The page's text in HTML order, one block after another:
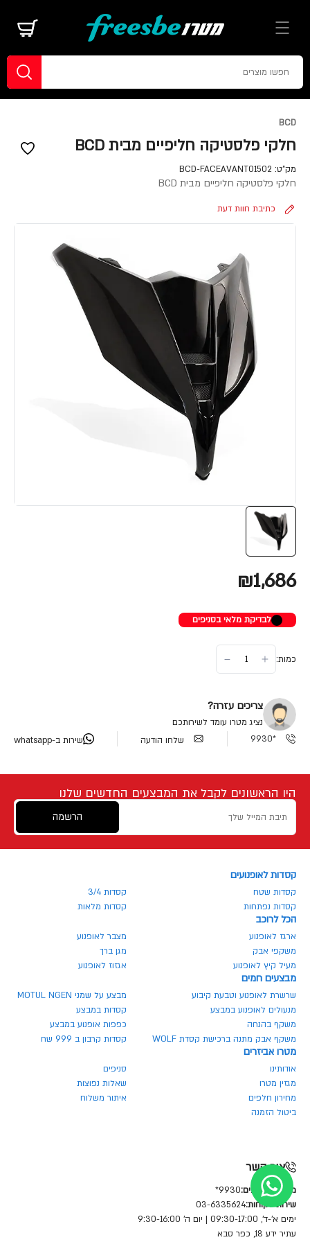
BCD
חלקי פלסטיקה חליפיים מבית BCD
מק"ט: BCD-FACEAVANT01502
חלקי פלסטיקה חליפיים מבית BCD
כתיבת חוות דעת
₪1,686
לבדיקת מלאי בסניפים
כמות:
צריכים עזרה?
נציג מטרו עומד לשירותכם
*9930
שלחו הודעה שירות ב-whatsapp
היו הראשונים לקבל את המבצעים החדשים שלנו
הרשמה
קסדות לאופנועים
קסדות שטח
קסדות 3/4
קסדות נפתחות
קסדות מלאות
הכל לרוכב
ארגז לאופנוע
מצבר לאופנוע
משקפי אבק
מגן ברך
מעיל קיץ לאופנוע
אגזוז לאופנוע
מבצעים חמים
שרשרת לאופנוע וטבעת קיבוע
מבצע על שמני MOTUL NGEN
מנעולים לאופנוע במבצע
קסדות במבצע
משקף בהנחה
כפפות אופנוע במבצע
משקף אבק מתנה ברכישת קסדת WOLF
קסדות קרבון ב 999 שח
מטרו אביזרים
אודותינו
סניפים
מגזין מטרו
שאלות נפוצות
מחירון חלפים
איתור משלוח
ביטול הזמנה
צור קשר
מחלקת חלפים:9930*
שירות לקוחות:03-6335624
ימים א'-ד', 09:30-17:00 | יום ה' 9:30-16:00
עתיר ידע 18, כפר סבא